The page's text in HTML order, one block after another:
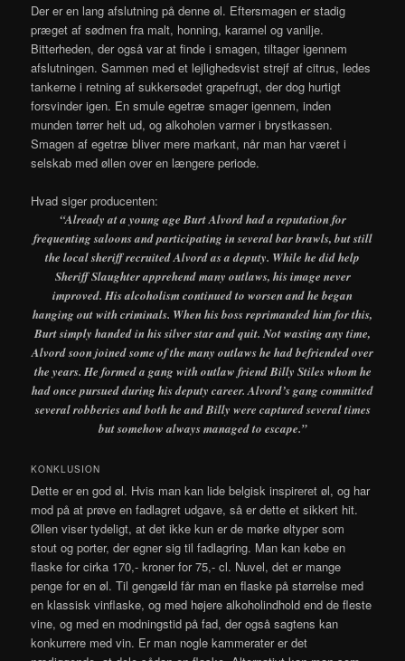
Der er en lang afslutning på denne øl. Eftersmagen er stadig
præget af sødmen fra malt, honning, karamel og vanilje.
Bitterheden, der også var at finde i smagen, tiltager igennem
afslutningen. Sammen med et lejlighedsvist strejf af citrus, ledes
tankerne i retning af sukkersødet grapefrugt, der dog hurtigt
forsvinder igen. En smule egetræ smager igennem, inden
munden tørrer helt ud, og alkoholen varmer i brystkassen.
Smagen af egetræ bliver mere markant, når man har været i
selskab med øllen over en længere periode.
Hvad siger producenten:
“Already at a young age Burt Alvord had a reputation for
frequenting saloons and participating in several bar brawls, but still
the local sheriff recruited Alvord as a deputy. While he did help
Sheriff Slaughter apprehend many outlaws, his image never
improved. His alcoholism continued to worsen and he began
hanging out with criminals. When his boss reprimanded him for this,
Burt simply handed in his silver star and quit. Not wasting any time,
Alvord soon joined some of the many outlaws he had befriended over
the years. He formed a gang with outlaw friend Billy Stiles whom he
had once pursued during his deputy career. Alvord’s gang committed
several robberies and both he and Billy were captured several times
but somehow always managed to escape.”
KONKLUSION
Dette er en god øl. Hvis man kan lide belgisk inspireret øl, og har
mod på at prøve en fadlagret udgave, så er dette et sikkert hit.
Øllen viser tydeligt, at det ikke kun er de mørke øltyper som
stout og porter, der egner sig til fadlagring. Man kan købe en
flaske for cirka 170,- kroner for 75,- cl. Nuvel, det er mange
penge for en øl. Til gengæld får man en flaske på størrelse med
en klassisk vinflaske, og med højere alkoholindhold end de fleste
vine, og med en modningstid på fad, der også sagtens kan
konkurrere med vin. Er man nogle kammerater er det